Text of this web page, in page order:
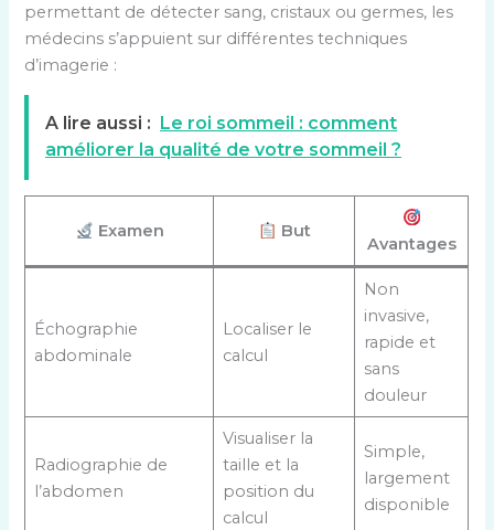
permettant de détecter sang, cristaux ou germes, les
médecins s’appuient sur différentes techniques
d’imagerie :
A lire aussi : Le roi sommeil : comment
améliorer la qualité de votre sommeil ?
Examen But
Avantages
Échographie
abdominale
Localiser le
calcul
Non
invasive,
rapide et
sans
douleur
Radiographie de
l’abdomen
Visualiser la
taille et la
position du
calcul
Simple,
largement
disponible